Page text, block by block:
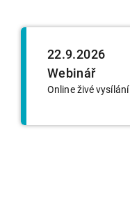
22.9.2026
Webinář
Online živé vysílání